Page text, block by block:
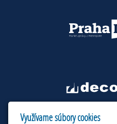
Využívame súbory cookies